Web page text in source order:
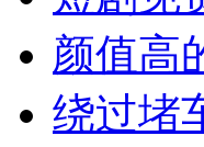
颜值高
绕过堵